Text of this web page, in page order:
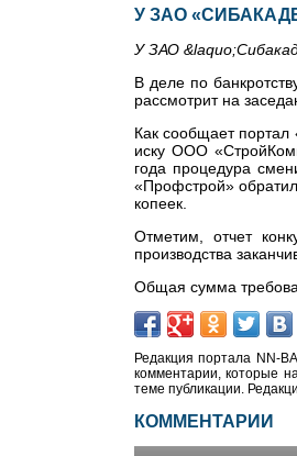
У ЗАО
У ЗАО
В деле по
рассмотрит на
Как сообщает
иску ООО
года процедура
«Профстрой»
копеек.
Отметим, отчет
производства
Общая сумма
Редакция портала NN-
комментарии, которые
теме публикации.
КОММЕНТАРИИ